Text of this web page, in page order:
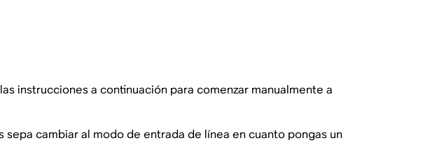
instrucciones a continuación para comenzar manualmente a
sepa cambiar al modo de entrada de línea en cuanto pongas un